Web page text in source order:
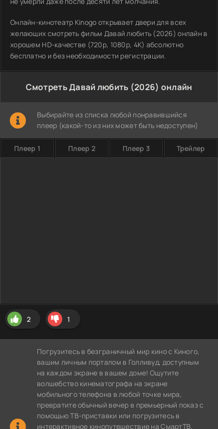
Онлайн-кинотеатр Kinogo открывает двери для всех
желающих смотреть фильм Давай любить (2026) онлайн в
хорошем HD-качестве (720p, 1080p, 4K) абсолютно
бесплатно и без необходимости регистрации.
Смотреть Давай любить (2026) онлайн
Выбирайте из списка любой понравившийся
плеер (какой-то из них может быть недоступен)
Плеер 1 Плеер 2 Плеер 3 Трейлер
2 1
Погрузитесь в безграничный мир кино с Киного,
вашим личным порталом в Голливуд, доступным
на каждом экране в вашем доме! Ощутите
волшебство кинематографа на экране
мобильного телефона в любой точке мира,
превратите обычный вечер в премьерный показ с
помощью ТВ-приставки или погрузитесь в
интерактивное кинопутешествие на СмартТВ,